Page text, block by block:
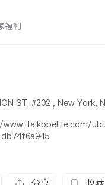
福利
ST. #202 , New York,